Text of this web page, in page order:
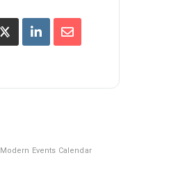
Modern Events Calendar